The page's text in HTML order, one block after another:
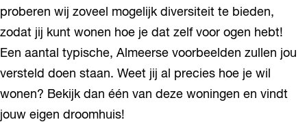
proberen wij zoveel mogelijk diversiteit te bieden,
zodat jij kunt wonen hoe je dat zelf voor ogen hebt!
Een aantal typische, Almeerse voorbeelden zullen jou
versteld doen staan. Weet jij al precies hoe je wil
wonen? Bekijk dan één van deze woningen en vindt
jouw eigen droomhuis!